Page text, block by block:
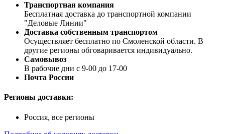
Транспортная компания
Бесплатная доставка до транспортной компании
"Деловые Линии"
Доставка собственным транспортом
Осуществляет бесплатно по Смоленской области. В
другие регионы обговаривается индивидуально.
Самовывоз
В рабочие дни с 9-00 до 17-00
Почта России
Регионы доставки:
Россия, все регионы